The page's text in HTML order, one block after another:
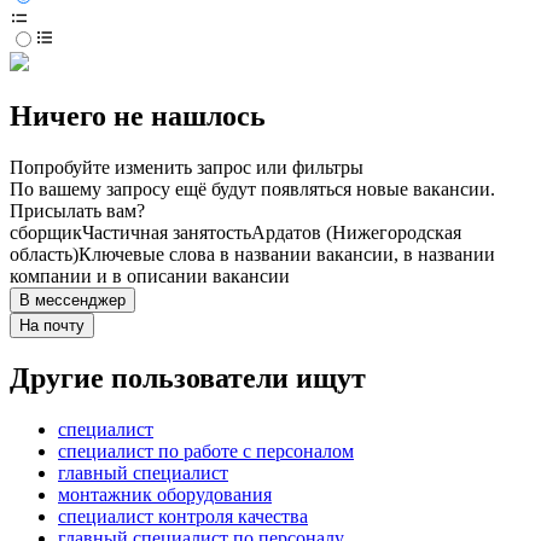
Ничего не нашлось
Попробуйте изменить запрос или фильтры
По вашему запросу ещё будут появляться новые вакансии.
Присылать вам?
сборщикЧастичная занятостьАрдатов (Нижегородская
область)Ключевые слова в названии вакансии, в названии
компании и в описании вакансии
В мессенджер
На почту
Другие пользователи ищут
специалист
специалист по работе с персоналом
главный специалист
монтажник оборудования
специалист контроля качества